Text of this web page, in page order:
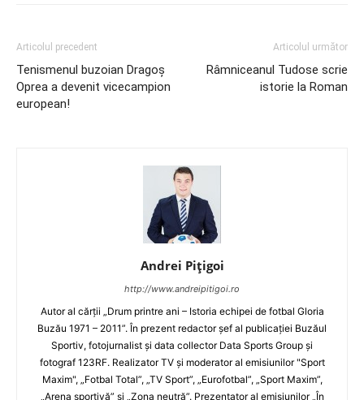
Articolul precedent
Tenismenul buzoian Dragoș
Oprea a devenit vicecampion
european!
Articolul următor
Râmniceanul Tudose scrie
istorie la Roman
Andrei Pițigoi
http://www.andreipitigoi.ro
Autor al cărţii „Drum printre ani – Istoria echipei de fotbal Gloria
Buzău 1971 – 2011”. În prezent redactor şef al publicaţiei Buzăul
Sportiv, fotojurnalist şi data collector Data Sports Group şi
fotograf 123RF. Realizator TV şi moderator al emisiunilor "Sport
Maxim", „Fotbal Total”, „TV Sport”, „Eurofotbal”, „Sport Maxim”,
„Arena sportivă” şi „Zona neutră”. Prezentator al emisiunilor „În